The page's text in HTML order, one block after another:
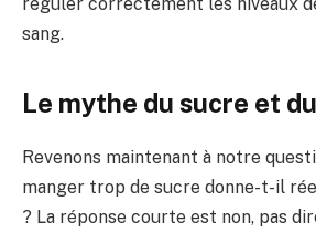
sang.
Le mythe du sucre et
Revenons maintenant à notre
manger trop de sucre donne-t-il
? La réponse courte est non, pas